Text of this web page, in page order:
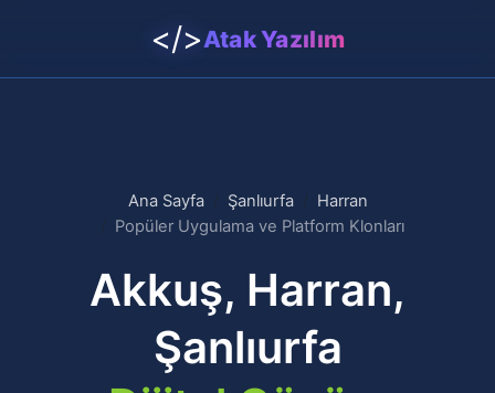
</>Atak Yazılım
Ana Sayfa Şanlıurfa
Harran
Popüler Uygulama ve Platform Klonları
Akkuş, Harran,
Şanlıurfa